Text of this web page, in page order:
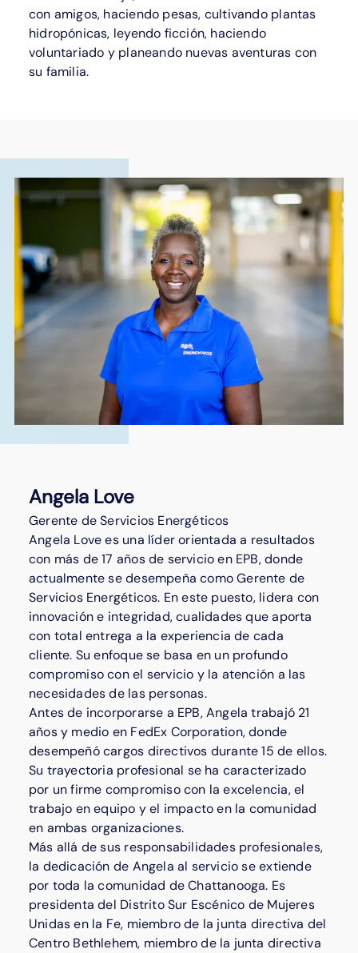
con amigos, haciendo pesas, cultivando plantas
hidropónicas, leyendo ficción, haciendo
voluntariado y planeando nuevas aventuras con
su familia.
Angela Love
Gerente de Servicios Energéticos
Angela Love es una líder orientada a resultados
con más de 17 años de servicio en EPB, donde
actualmente se desempeña como Gerente de
Servicios Energéticos. En este puesto, lidera con
innovación e integridad, cualidades que aporta
con total entrega a la experiencia de cada
cliente. Su enfoque se basa en un profundo
compromiso con el servicio y la atención a las
necesidades de las personas.
Antes de incorporarse a EPB, Angela trabajó 21
años y medio en FedEx Corporation, donde
desempeñó cargos directivos durante 15 de ellos.
Su trayectoria profesional se ha caracterizado
por un firme compromiso con la excelencia, el
trabajo en equipo y el impacto en la comunidad
en ambas organizaciones.
Más allá de sus responsabilidades profesionales,
la dedicación de Angela al servicio se extiende
por toda la comunidad de Chattanooga. Es
presidenta del Distrito Sur Escénico de Mujeres
Unidas en la Fe, miembro de la junta directiva del
Centro Bethlehem, miembro de la junta directiva